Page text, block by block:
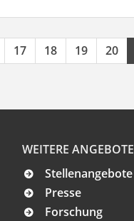
17 18 19 20
WEITERE ANGEBOTE
Stellenangebote
Presse
Forschung